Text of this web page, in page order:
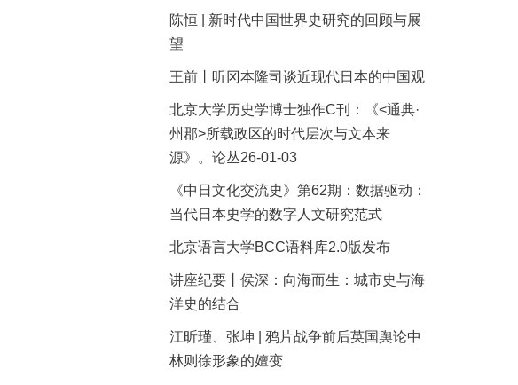
陈恒 | 新时代中国世界史研究的回顾与展
望
王前丨听冈本隆司谈近现代日本的中国观
北京大学历史学博士独作C刊：《<通典·
州郡>所载政区的时代层次与文本来
源》。论丛26-01-03
《中日文化交流史》第62期：数据驱动：
当代日本史学的数字人文研究范式
北京语言大学BCC语料库2.0版发布
讲座纪要丨侯深：向海而生：城市史与海
洋史的结合
江昕瑾、张坤 | 鸦片战争前后英国舆论中
林则徐形象的嬗变